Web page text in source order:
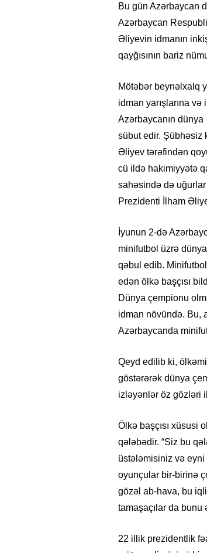
Bu gün Azərbaycan
Azərbaycan
Əliyevin idmanın
qayğısının bariz
Mötəbər beynəlxalq
idman yarışlarına
Azərbaycanın
sübut edir. Şübhəsiz
Əliyev tərəfindən
cü ildə hakimiyyətə
sahəsində də
Prezidenti İlham
İyunun 2-də
minifutbol üzrə
qəbul edib.
edən ölkə başçısı
Dünya çempionu
idman növündə. Bu,
Azərbaycanda
Qeyd edilib ki,
göstərərək dünya
izləyənlər öz gözləri
Ölkə başçısı xüsusi
qələbədir. “Siz bu
üstələmisiniz və
oyunçular bir-birinə
gözəl ab-hava, bu
tamaşaçılar da bunu
22 illik prezidentlik